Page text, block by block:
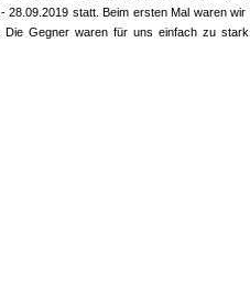
28.09.2019 statt. Beim ersten Mal waren wir
Die Gegner waren für uns einfach zu